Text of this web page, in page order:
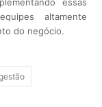
altamente
do negócio.